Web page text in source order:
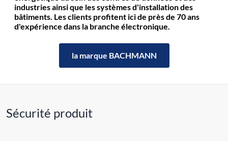
industries ainsi que les systèmes d'installation des
bâtiments. Les clients profitent ici de près de 70 ans
d'expérience dans la branche électronique.
la marque BACHMANN
Sécurité produit